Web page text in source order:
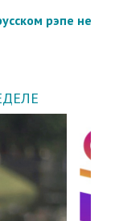
рэпе не